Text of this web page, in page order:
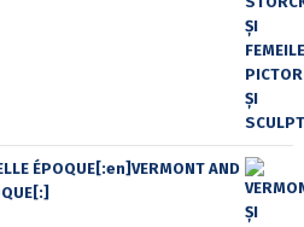
ÉPOQUE[:en]VERMONT AND